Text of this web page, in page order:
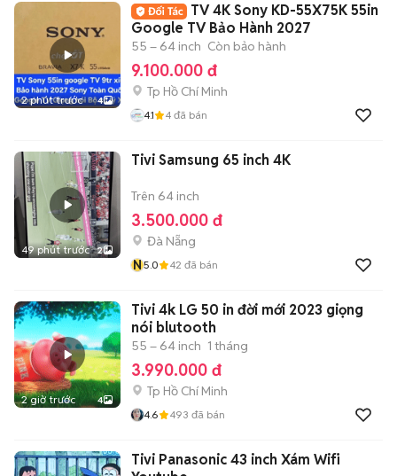
2 phút trước 4
TV 4K Sony KD-55X75K 55in
Google TV Bảo Hành 2027
55 – 64 inch Còn bảo hành
9.100.000 đ
Tp Hồ Chí Minh
4.1 4 đã bán
49 phút trước 2
Tivi Samsung 65 inch 4K
Trên 64 inch
3.500.000 đ
Đà Nẵng
N5.0 42 đã bán
2 giờ trước 4
Tivi 4k LG 50 in đời mới 2023 giọng
nói blutooth
55 – 64 inch 1 tháng
3.990.000 đ
Tp Hồ Chí Minh
4.6 493 đã bán
Tivi Panasonic 43 inch Xám Wifi